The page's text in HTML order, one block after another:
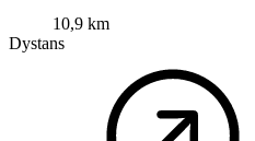
10,9 km
Dystans